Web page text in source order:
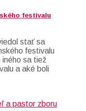
festivalu
stať sa
festivalu
sa tiež
a aké boli